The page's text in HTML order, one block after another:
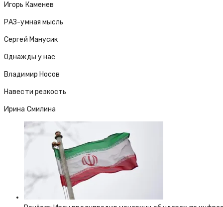
Игорь Каменев
РАЗ-умная мысль
Сергей Манусик
Однажды у нас
Владимир Носов
Навести резкость
Ирина Смилина